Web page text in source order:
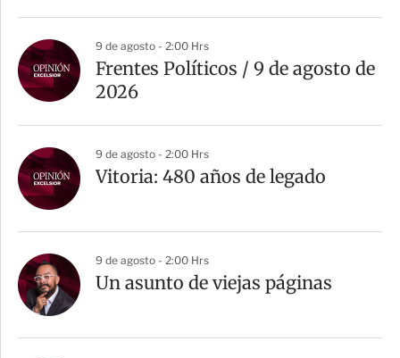
9 de agosto - 2:00 Hrs
Frentes Políticos / 9 de agosto de
2026
9 de agosto - 2:00 Hrs
Vitoria: 480 años de legado
9 de agosto - 2:00 Hrs
Un asunto de viejas páginas